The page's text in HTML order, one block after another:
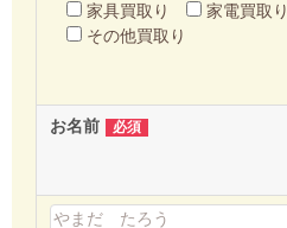
家具買取り 家電買取り
その他買取り
お名前 必須